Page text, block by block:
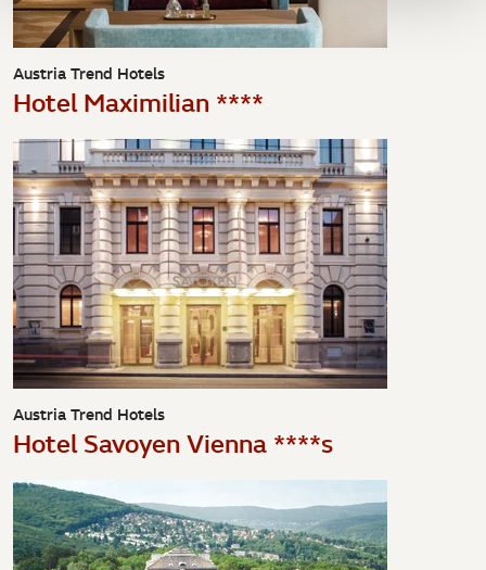
Austria Trend Hotels
Hotel Maximilian ****
Austria Trend Hotels
Hotel Savoyen Vienna ****s